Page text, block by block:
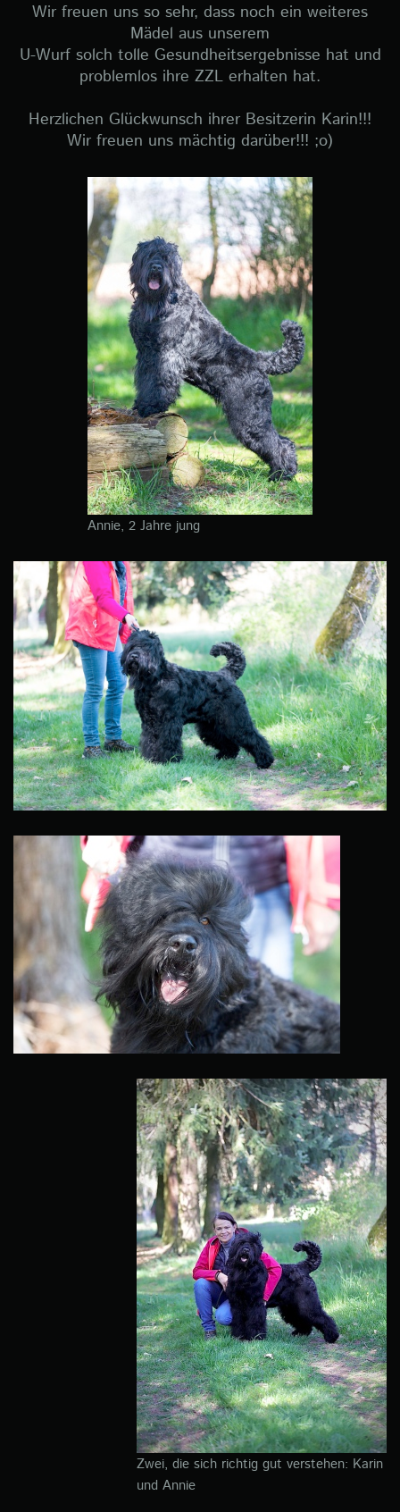
Wir freuen uns so sehr, dass noch ein weiteres
Mädel aus unserem
U-Wurf solch tolle Gesundheitsergebnisse hat und
problemlos ihre ZZL erhalten hat.
Herzlichen Glückwunsch ihrer Besitzerin Karin!!!
Wir freuen uns mächtig darüber!!! ;o)
Annie, 2 Jahre jung
Zwei, die sich richtig gut verstehen: Karin
und Annie